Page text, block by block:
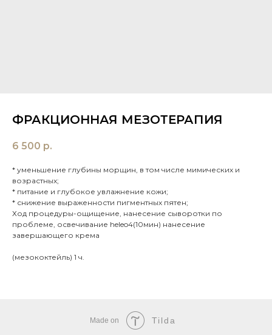
ФРАКЦИОННАЯ МЕЗОТЕРАПИЯ
6 500 р.
* уменьшение глубины морщин, в том числе мимических и
возрастных;
* питание и глубокое увлажнение кожи;
* снижение выраженности пигментных пятен;
Ход процедуры-ощищение, нанесение сыворотки по
проблеме, освечивание heleo4(10мин) нанесение
завершающего крема
(мезококтейль) 1 ч.
Made on Tilda